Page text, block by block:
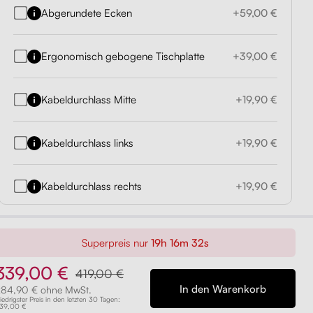
Abgerundete Ecken +59,00 €
Ergonomisch gebogene Tischplatte +39,00 €
Kabeldurchlass Mitte +19,90 €
Kabeldurchlass links +19,90 €
Kabeldurchlass rechts +19,90 €
Superpreis nur19h 16m 31s
€ 419,00 €
€ ohne MwSt.
Preis in den letzten 30 Tagen:
€